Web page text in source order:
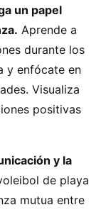
un papel
Aprende a
durante los
y enfócate en
Visualiza
positivas
y la
de playa
mutua entre